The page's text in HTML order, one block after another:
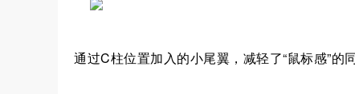
通过C柱位置加入的小尾翼，减轻了“鼠标感”的